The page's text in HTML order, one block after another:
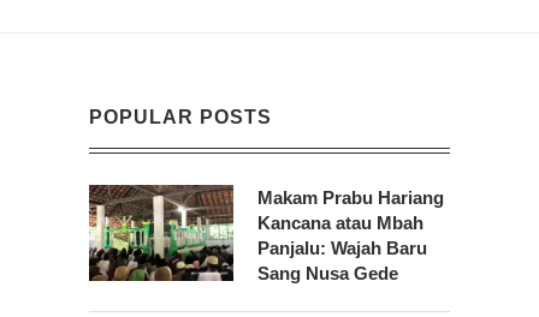
POPULAR POSTS
Makam Prabu Hariang
Kancana atau Mbah
Panjalu: Wajah Baru
Sang Nusa Gede